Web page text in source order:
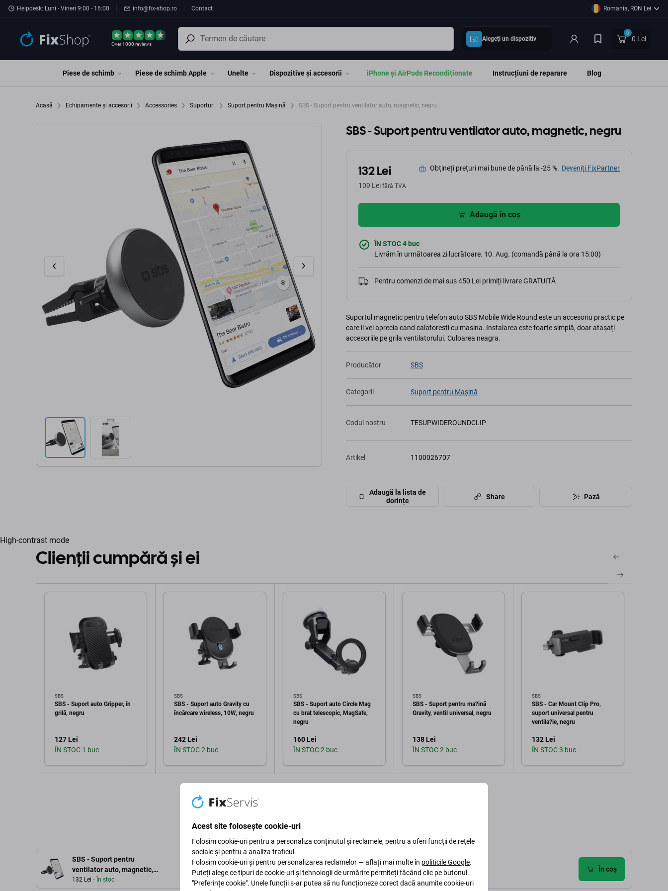
Preskočiť na hlavný obsah
Helpdesk: Luni - Vineri 9:00 - 16:00 info@fix-shop.ro Contact Romania, RON Lei
Over1000reviews
Alegeți un dispozitiv
0
0 Lei
Piese de schimb Piese de schimb Apple Unelte Dispozitive și accesorii iPhone și AirPods Recondiționate Instrucțiuni de reparare Blog
Acasă Echipamente și accesorii Accessories Suporturi Suport pentru Mașină SBS - Suport pentru ventilator auto, magnetic, negru
SBS - Suport pentru ventilator auto, magnetic, negru
132 Lei
109 Lei fără TVA
Obțineți prețuri mai bune de până la -25 %. Deveniți FixPartner
Adaugă în coș
ÎN STOC 4 buc
Livrăm în următoarea zi lucrătoare. 10. Aug. (comandă până la ora 15:00)
Pentru comenzi de mai sus 450 Lei primiți livrare GRATUITĂ
Suportul magnetic pentru telefon auto SBS Mobile Wide Round este un accesoriu practic pe
care il vei aprecia cand calatoresti cu masina. Instalarea este foarte simplă, doar atașați
accesoriile pe grila ventilatorului. Culoarea neagra.
Producător SBS
Categorii Suport pentru Mașină
Codul nostru TESUPWIDEROUNDCLIP
Artikel 1100026707
Adaugă la lista de
dorințe
Share Pază
High-contrast mode
Clienții cumpără și ei
SBS
SBS - Suport auto Gripper, în
grilă, negru
127 Lei
ÎN STOC 1 buc
SBS
SBS - Suport auto Gravity cu
încărcare wireless, 10W, negru
242 Lei
ÎN STOC 2 buc
SBS
SBS - Suport auto Circle Mag
cu braț telescopic, MagSafe,
negru
160 Lei
ÎN STOC 2 buc
SBS
SBS - Suport pentru ma?ină
Gravity, ventil universal, negru
138 Lei
ÎN STOC 2 buc
SBS
SBS - Car Mount Clip Pro,
suport universal pentru
ventila?ie, negru
132 Lei
ÎN STOC 3 buc
SBS - Suport pentru
ventilator auto, magnetic,
negru
132 Lei În stoc
Descriere și specificații Livrare și retururi În coș
Acest site folosește cookie-uri
Folosim cookie-uri pentru a personaliza conținutul și reclamele, pentru a oferi funcții de rețele
sociale și pentru a analiza traficul.
Folosim cookie-uri și pentru personalizarea reclamelor — aflați mai multe în politicile Google.
Puteți alege ce tipuri de cookie-uri și tehnologii de urmărire permiteți făcând clic pe butonul
"Preferințe cookie". Unele funcții s-ar putea să nu funcționeze corect dacă anumite cookie-uri